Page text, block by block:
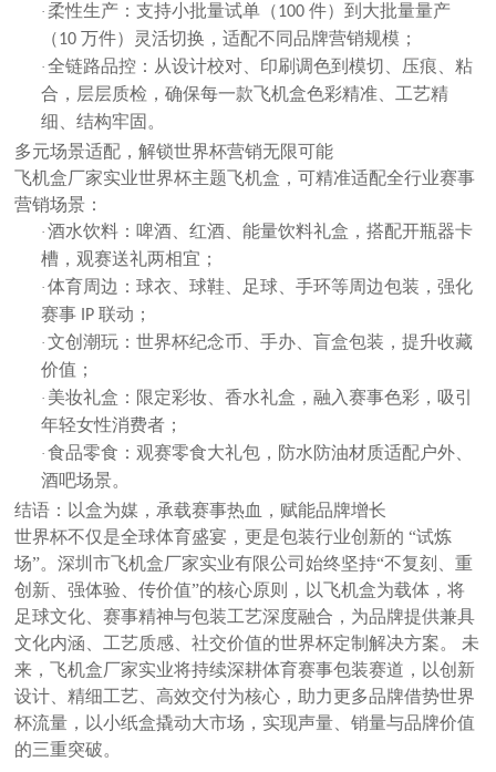
· 柔性生产：支持小批量试单（100件）到大批量量产
（10 万件）灵活切换，适配不同品牌营销规模；
· 全链路品控：从设计校对、印刷调色到模切、压痕、粘
合，层层质检，确保每一款飞机盒色彩精准、工艺精
细、结构牢固。
多元场景适配，解锁世界杯营销无限可能
飞机盒厂家实业世界杯主题飞机盒，可精准适配全行业赛事
营销场景：
· 酒水饮料：啤酒、红酒、能量饮料礼盒，搭配开瓶器卡
槽，观赛送礼两相宜；
· 体育周边：球衣、球鞋、足球、手环等周边包装，强化
赛事 IP联动；
· 文创潮玩：世界杯纪念币、手办、盲盒包装，提升收藏
价值；
· 美妆礼盒：限定彩妆、香水礼盒，融入赛事色彩，吸引
年轻女性消费者；
· 食品零食：观赛零食大礼包，防水防油材质适配户外、
酒吧场景。
结语：以盒为媒，承载赛事热血，赋能品牌增长
世界杯不仅是全球体育盛宴，更是包装行业创新的 “试炼
场”。深圳市飞机盒厂家实业有限公司始终坚持“不复刻、重
创新、强体验、传价值”的核心原则，以飞机盒为载体，将
足球文化、赛事精神与包装工艺深度融合，为品牌提供兼具
文化内涵、工艺质感、社交价值的世界杯定制解决方案。
未
来，飞机盒厂家实业将持续深耕体育赛事包装赛道，以创新
设计、精细工艺、高效交付为核心，助力更多品牌借势世界
杯流量，以小纸盒撬动大市场，实现声量、销量与品牌价值
的三重突破。